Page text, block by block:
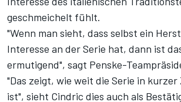
geschmeichelt fühlt.
"Wenn man sieht, dass selbst ein
Interesse an der Serie hat, dann ist
ermutigend", sagt Penske-
"Das zeigt, wie weit die Serie in kurzer
ist", sieht Cindric dies auch als